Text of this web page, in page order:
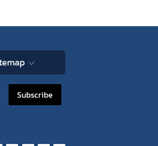
Subscribe